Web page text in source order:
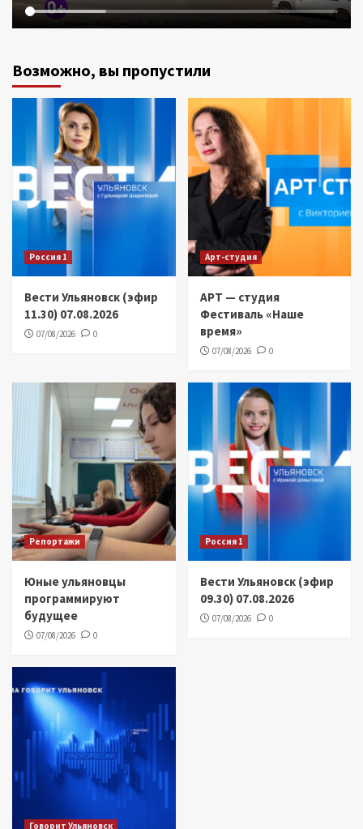
Возможно, вы пропустили
Россия 1
Вести Ульяновск (эфир
11.30) 07.08.2026
07/08/2026 0
Арт-студия
АРТ — студия
Фестиваль «Наше
время»
07/08/2026 0
Репортажи
Юные ульяновцы
программируют
будущее
07/08/2026 0
Россия 1
Вести Ульяновск (эфир
09.30) 07.08.2026
07/08/2026 0
Говорит Ульяновск